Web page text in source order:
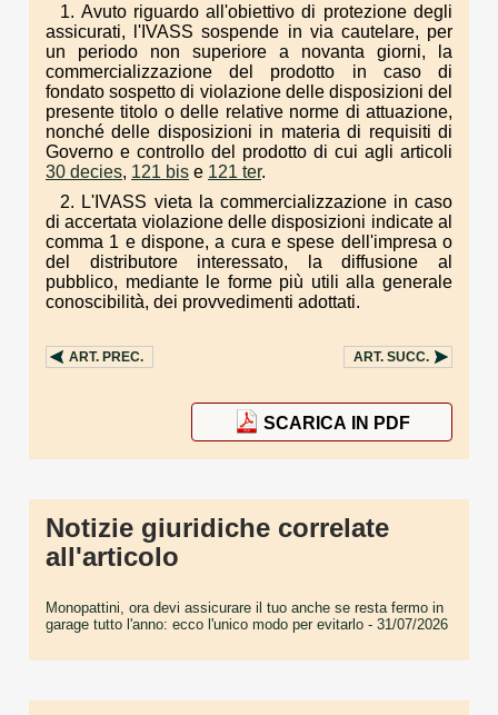
1. Avuto riguardo all'obiettivo di protezione degli
assicurati, l'IVASS sospende in via cautelare, per
un periodo non superiore a novanta giorni, la
commercializzazione del prodotto in caso di
fondato sospetto di violazione delle disposizioni del
presente titolo o delle relative norme di attuazione,
nonché delle disposizioni in materia di requisiti di
Governo e controllo del prodotto di cui agli articoli
30 decies, 121 bis e 121 ter.
2. L'IVASS vieta la commercializzazione in caso
di accertata violazione delle disposizioni indicate al
comma 1 e dispone, a cura e spese dell'impresa o
del distributore interessato, la diffusione al
pubblico, mediante le forme più utili alla generale
conoscibilità, dei provvedimenti adottati.
ART. PREC. ART. SUCC.
SCARICA IN PDF
Notizie giuridiche correlate
all'articolo
Monopattini, ora devi assicurare il tuo anche se resta fermo in
garage tutto l'anno: ecco l'unico modo per evitarlo - 31/07/2026